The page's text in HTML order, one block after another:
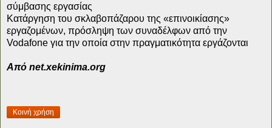
σύμβασης εργασίας
Κατάργηση του σκλαβοπάζαρου της «επινοικίασης»
εργαζομένων, πρόσληψη των συναδέλφων από την
Vodafone για την οποία στην πραγματικότητα εργάζονται
Από net.xekinima.org
Κοινή χρήση